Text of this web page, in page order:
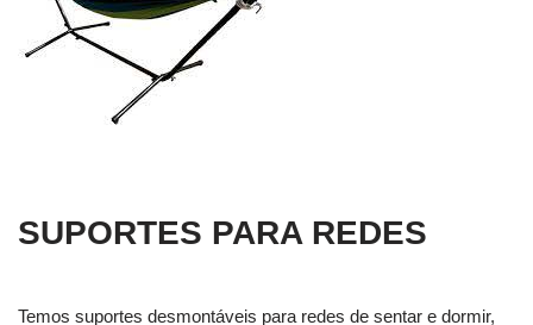
SUPORTES PARA REDES
Temos suportes desmontáveis para redes de sentar e dormir,